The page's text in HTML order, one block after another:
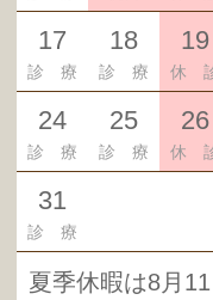
舌下免疫療
ダニアレル
アミノイン
がんリスク
17
診 療
18
診 療
19
休
24
診 療
25
診 療
26
休
31
診 療
夏季休暇は8月